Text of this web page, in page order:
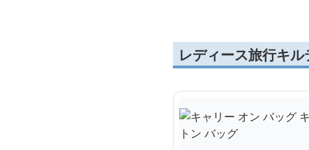
レディース旅行キ